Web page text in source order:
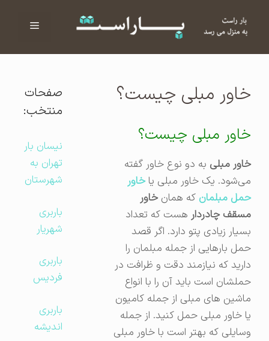
فهرست
خاور مبلی چیست؟
خاور مبلی چیست؟
خاور مبلیبه دو نوع خاور گفته
می‌شود. یک خاور مبلی یاخاور
حمل مبلمانکه همانخاور
مسقف چادردارهست که تعداد
بسیار زیادی پتو دارد. اگر قصد
حمل بارهایی از جمله مبلمان را
دارید که نیازمند دقت و ظرافت در
حملشان است باید آن را با انواع
ماشین های مبلی از جمله کامیون
یا خاور مبلی حمل کنید. از جمله‌
وسایلی که بهتر است با خاور مبلی
صفحات
منتخب:
نیسان بار
تهران به
شهرستان
باربری
شهریار
باربری
فردیس
باربری
اندیشه